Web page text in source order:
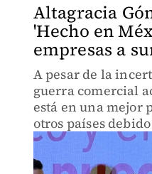
Altagracia
'Hecho en
empresas a
A pesar de la
guerra comercial
está en una mejor
otros países
empresaria.